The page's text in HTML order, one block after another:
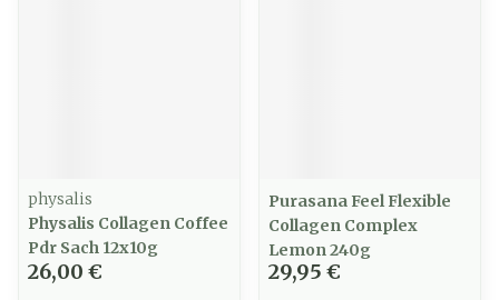
physalis
Physalis Collagen Coffee
Pdr Sach 12x10g
26,00 €
Purasana Feel Flexible
Collagen Complex
Lemon 240g
29,95 €